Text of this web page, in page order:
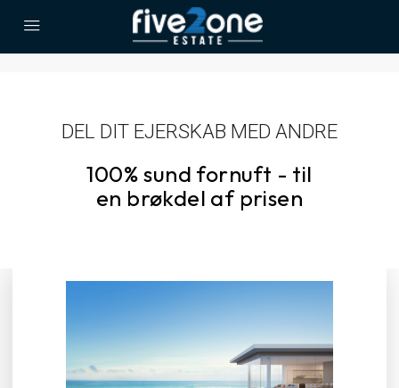
DEL DIT EJERSKAB MED ANDRE
100% sund fornuft - til
en brøkdel af prisen